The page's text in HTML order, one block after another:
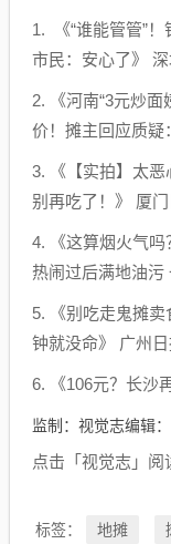
1. 《“谁能管管”！
市民：安心了》
2. 《河南“3元炒面
价！摊主回应质疑
3. 《【实拍】太
别再吃了！》 厦
4. 《这算烟火气吗
热闹过后满地油
5. 《别吃走鬼摊
钟就没命》 广州日
6. 《106元？长沙
监制：视觉志编辑
点击「视觉志」阅
标签： 地摊